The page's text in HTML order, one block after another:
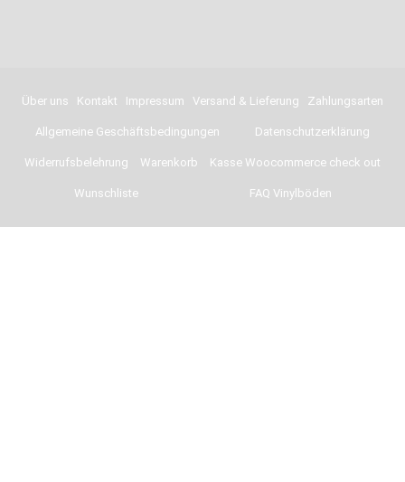
Über uns Kontakt Impressum Versand & Lieferung Zahlungsarten
Allgemeine Geschäftsbedingungen Datenschutzerklärung
Widerrufsbelehrung Warenkorb Kasse Woocommerce check out
Wunschliste FAQ Vinylböden